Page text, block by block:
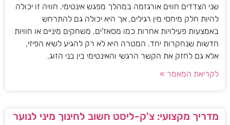
שני הצדדים חווים אורגזמה במהלך מפגש אינטימי. חוויה זו יכולה
להיות חלק מיחסי מין רגילים, אך היא יכולה גם להתרחש
באמצעות פעילויות אחרות כמו מסאז'ים, משחקים מיניים או חוויות
חדשות שנחקרות יחד. המטרה היא לא רק להגיע לשיא הפיזי,
אלא גם לחזק את הקשר הרגשי והאינטימי בין בני הזוג.
לקריאת המאמר »
מדריך מקצועי: צ'ק-ליסט חשוב לחינוך מיני לנוער